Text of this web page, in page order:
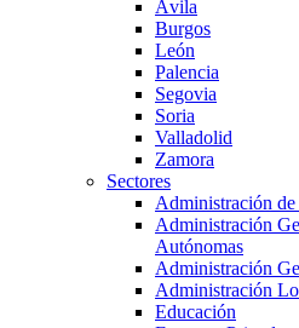
Ávila
Burgos
León
Palencia
Segovia
Soria
Valladolid
Zamora
Sectores
Administración de
Administración
Autónomas
Administración
Administración
Educación